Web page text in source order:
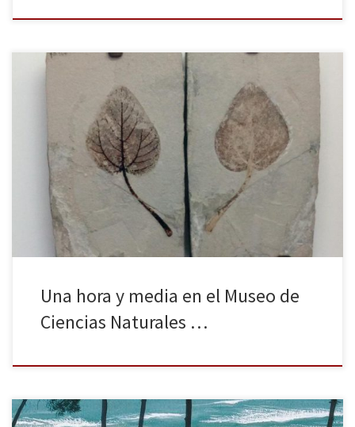
Italia está llena de museos espléndidos: la galería Uffizi, los
museos vaticanos, el arqueológico de Nápoles, la Ambrosiana de
Milán, el egipcio de Turín y otros muchos que darían para largos
comentarios, pero, aunque menos reconocidos, Italia también
cuenta también con excelentes museos de ciencias. Por eso, en
esta crónica […]
Una hora y media en el Museo de
Ciencias Naturales …